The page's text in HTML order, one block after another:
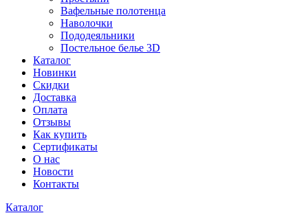
Вафельные полотенца
Наволочки
Пододеяльники
Постельное белье 3D
Каталог
Новинки
Скидки
Доставка
Оплата
Отзывы
Как купить
Сертификаты
О нас
Новости
Контакты
Каталог